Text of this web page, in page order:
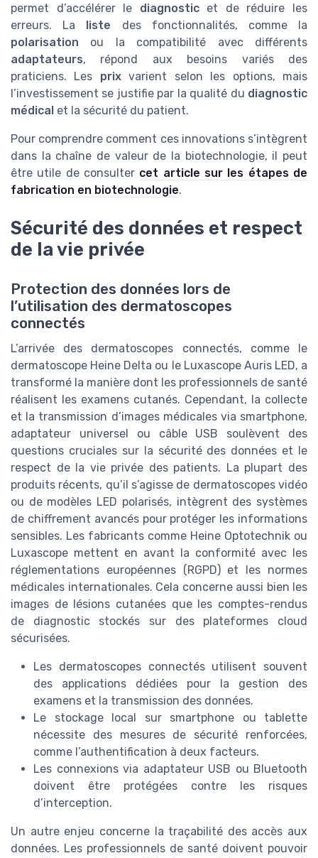
permet d’accélérer le diagnosticet de réduire les
erreurs. La liste des fonctionnalités, comme la
polarisation ou la compatibilité avec différents
adaptateurs, répond aux besoins variés des
praticiens. Les prixvarient selon les options, mais
l’investissement se justifie par la qualité du diagnostic
médical et la sécurité du patient.
Pour comprendre comment ces innovations s’intègrent
dans la chaîne de valeur de la biotechnologie, il peut
être utile de consulter cet article sur les étapes de
fabrication en biotechnologie.
Sécurité des données et respect
de la vie privée
Protection des données lors de
l’utilisation des dermatoscopes
connectés
L’arrivée des dermatoscopes connectés, comme le
dermatoscope Heine Delta ou le Luxascope Auris LED, a
transformé la manière dont les professionnels de santé
réalisent les examens cutanés. Cependant, la collecte
et la transmission d’images médicales via smartphone,
adaptateur universel ou câble USB soulèvent des
questions cruciales sur la sécurité des données et le
respect de la vie privée des patients. La plupart des
produits récents, qu’il s’agisse de dermatoscopes vidéo
ou de modèles LED polarisés, intègrent des systèmes
de chiffrement avancés pour protéger les informations
sensibles. Les fabricants comme Heine Optotechnik ou
Luxascope mettent en avant la conformité avec les
réglementations européennes (RGPD) et les normes
médicales internationales. Cela concerne aussi bien les
images de lésions cutanées que les comptes-rendus
de diagnostic stockés sur des plateformes cloud
sécurisées.
Les dermatoscopes connectés utilisent souvent
des applications dédiées pour la gestion des
examens et la transmission des données.
Le stockage local sur smartphone ou tablette
nécessite des mesures de sécurité renforcées,
comme l’authentification à deux facteurs.
Les connexions via adaptateur USB ou Bluetooth
doivent être protégées contre les risques
d’interception.
Un autre enjeu concerne la traçabilité des accès aux
données. Les professionnels de santé doivent pouvoir